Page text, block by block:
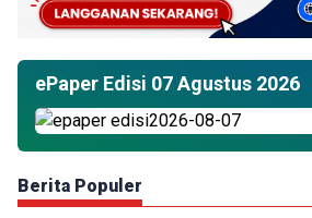
ePaper Edisi 07 Agustus 2026
Berita Populer